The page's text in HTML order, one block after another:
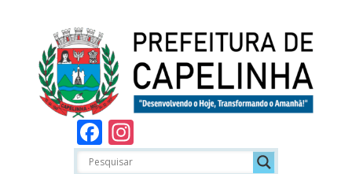
Facebook